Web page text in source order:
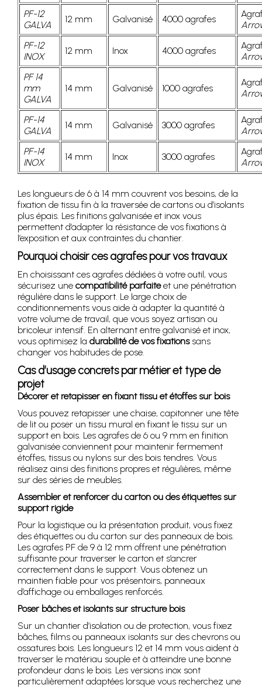
PF-12
GALVA
12 mm Galvanisé 4000 agrafes
PF-12
INOX
12 mm Inox 4000 agrafes
PF 14
mm
GALVA
14 mm Galvanisé 1000 agrafes
PF-14
GALVA
14 mm Galvanisé 3000 agrafes
PF-14
INOX
14 mm Inox 3000 agrafes
Les longueurs de 6 à 14 mm couvrent vos besoins, de la
fixation de tissu fin à la traversée de cartons ou d’isolants
plus épais. Les finitions galvanisée et inox vous
permettent d’adapter la résistance de vos fixations à
l’exposition et aux contraintes du chantier.
Pourquoi choisir ces agrafes pour vos travaux
En choisissant ces agrafes dédiées à votre outil, vous
sécurisez une compatibilité parfaiteet une pénétration
régulière dans le support. Le large choix de
conditionnements vous aide à adapter la quantité à
votre volume de travail, que vous soyez artisan ou
bricoleur intensif. En alternant entre galvanisé et inox,
vous optimisez la durabilité de vos fixationssans
changer vos habitudes de pose.
Cas d’usage concrets par métier et type de
projet
Décorer et retapisser en fixant tissu et étoffes sur bois
Vous pouvez retapisser une chaise, capitonner une tête
de lit ou poser un tissu mural en fixant le tissu sur un
support en bois. Les agrafes de 6 ou 9 mm en finition
galvanisée conviennent pour maintenir fermement
étoffes, tissus ou nylons sur des bois tendres. Vous
réalisez ainsi des finitions propres et régulières, même
sur des séries de meubles.
Assembler et renforcer du carton ou des étiquettes sur
support rigide
Pour la logistique ou la présentation produit, vous fixez
des étiquettes ou du carton sur des panneaux de bois.
Les agrafes PF de 9 à 12 mm offrent une pénétration
suffisante pour traverser le carton et s’ancrer
correctement dans le support. Vous obtenez un
maintien fiable pour vos présentoirs, panneaux
d’affichage ou emballages renforcés.
Poser bâches et isolants sur structure bois
Sur un chantier d’isolation ou de protection, vous fixez
bâches, films ou panneaux isolants sur des chevrons ou
ossatures bois. Les longueurs 12 et 14 mm vous aident à
traverser le matériau souple et à atteindre une bonne
profondeur dans le bois. Les versions inox sont
particulièrement adaptées lorsque vous recherchez une